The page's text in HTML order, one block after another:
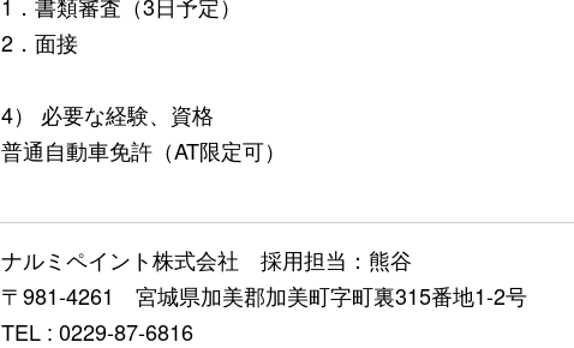
2．面接
4） 必要な経験、資格
普通自動車免許（AT限定可）
ナルミペイント株式会社 採用担当：熊谷
〒981-4261 宮城県加美郡加美町字町裏315番地1-2号
TEL : 0229-87-6816